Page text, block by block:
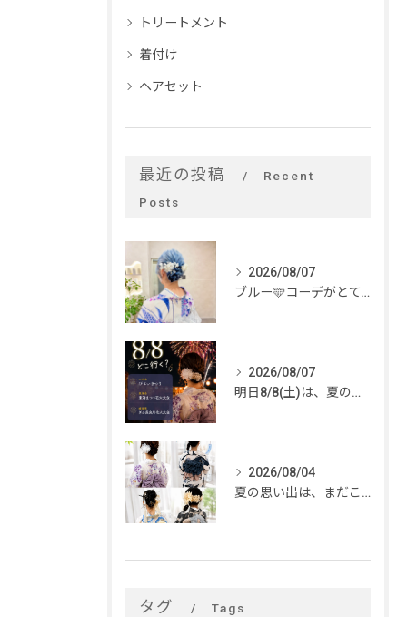
トリートメント
着付け
ヘアセット
最近の投稿
Recent
Posts
2026/08/07
ブルー🩵コーデがとてもお似合いでした✨
2026/08/07
明日8/8(土)は、夏のイベントがいっぱい🎆
2026/08/04
夏の思い出は、まだこれから。
タグ Tags